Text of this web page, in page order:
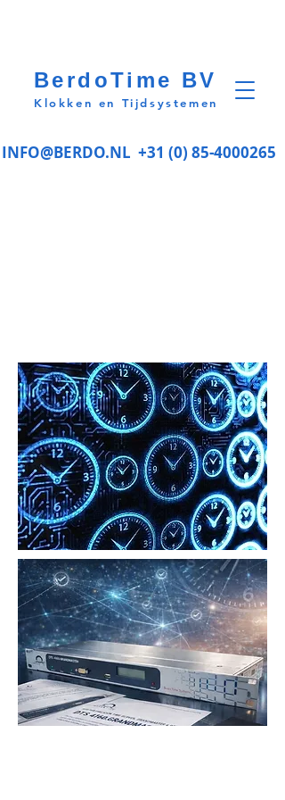
INFO@BERDO.NL +31 (0) 85-4000265
BerdoTime BV
Klokken en Tijdsystemen